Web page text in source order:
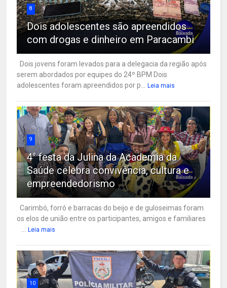
8
Dois adolescentes são apreendidos
com drogas e dinheiro em Paracambi
Dois jovens foram levados para a delegacia da região após
serem abordados por equipes do 24º BPM Dois
adolescentes foram apreendidos por p...
Leia mais
9
4° festa da Julina da Academia da
Saúde celebra convivência, cultura e
empreendedorismo
Carimbó, forró e barracas do beijo e de guloseimas foram
os elos de união entre os participantes, amigos e familiares
Leia mais
10